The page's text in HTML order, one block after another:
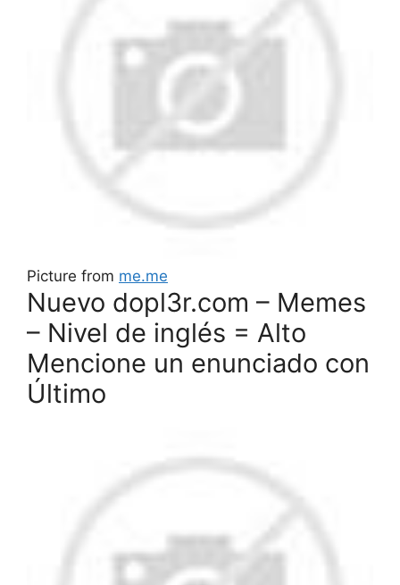
Picture from me.me
Nuevo dopl3r.com – Memes
– Nivel de inglés = Alto
Mencione un enunciado con
Último